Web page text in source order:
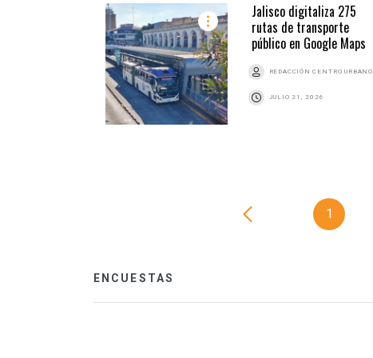
Jalisco digitaliza 275
rutas de transporte
público en Google Maps
REDACCIÓN CENTRO URBANO
JULIO 21, 2026
1
ENCUESTAS